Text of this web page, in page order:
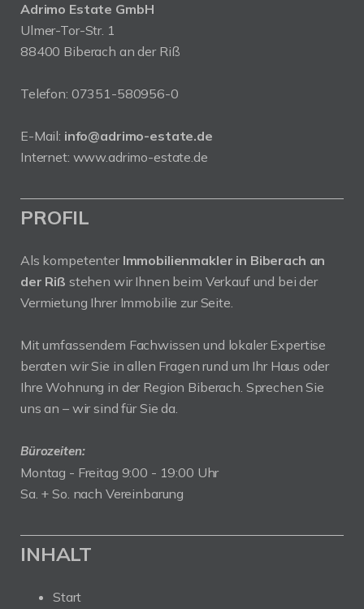
Adrimo Estate GmbH
Ulmer-Tor-Str. 1
88400 Biberach an der Riß
Telefon: 07351-580956-0
E-Mail: info@adrimo-estate.de
Internet: www.adrimo-estate.de
PROFIL
Als kompetenter Immobilienmakler in Biberach an
der Riß stehen wir Ihnen beim Verkauf und bei der
Vermietung Ihrer Immobilie zur Seite.
Mit umfassendem Fachwissen und lokaler Expertise
beraten wir Sie in allen Fragen rund um Ihr Haus oder
Ihre Wohnung in der Region Biberach. Sprechen Sie
uns an – wir sind für Sie da.
Bürozeiten:
Montag - Freitag 9:00 - 19:00 Uhr
Sa. + So. nach Vereinbarung
INHALT
Start